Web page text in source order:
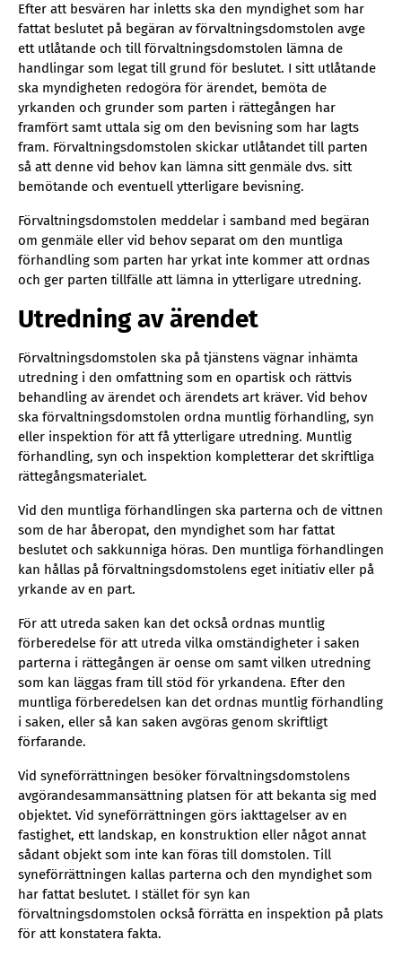
Efter att besvären har inletts ska den myndighet som har
fattat beslutet på begäran av förvaltningsdomstolen avge
ett utlåtande och till förvaltningsdomstolen lämna de
handlingar som legat till grund för beslutet. I sitt utlåtande
ska myndigheten redogöra för ärendet, bemöta de
yrkanden och grunder som parten i rättegången har
framfört samt uttala sig om den bevisning som har lagts
fram. Förvaltningsdomstolen skickar utlåtandet till parten
så att denne vid behov kan lämna sitt genmäle dvs. sitt
bemötande och eventuell ytterligare bevisning.
Förvaltningsdomstolen meddelar i samband med begäran
om genmäle eller vid behov separat om den muntliga
förhandling som parten har yrkat inte kommer att ordnas
och ger parten tillfälle att lämna in ytterligare utredning.
Utredning av ärendet
Förvaltningsdomstolen ska på tjänstens vägnar inhämta
utredning i den omfattning som en opartisk och rättvis
behandling av ärendet och ärendets art kräver. Vid behov
ska förvaltningsdomstolen ordna muntlig förhandling, syn
eller inspektion för att få ytterligare utredning. Muntlig
förhandling, syn och inspektion kompletterar det skriftliga
rättegångsmaterialet.
Vid den muntliga förhandlingen ska parterna och de vittnen
som de har åberopat, den myndighet som har fattat
beslutet och sakkunniga höras. Den muntliga förhandlingen
kan hållas på förvaltningsdomstolens eget initiativ eller på
yrkande av en part.
För att utreda saken kan det också ordnas muntlig
förberedelse för att utreda vilka omständigheter i saken
parterna i rättegången är oense om samt vilken utredning
som kan läggas fram till stöd för yrkandena. Efter den
muntliga förberedelsen kan det ordnas muntlig förhandling
i saken, eller så kan saken avgöras genom skriftligt
förfarande.
Vid syneförrättningen besöker förvaltningsdomstolens
avgörandesammansättning platsen för att bekanta sig med
objektet. Vid syneförrättningen görs iakttagelser av en
fastighet, ett landskap, en konstruktion eller något annat
sådant objekt som inte kan föras till domstolen. Till
syneförrättningen kallas parterna och den myndighet som
har fattat beslutet. I stället för syn kan
förvaltningsdomstolen också förrätta en inspektion på plats
för att konstatera fakta.